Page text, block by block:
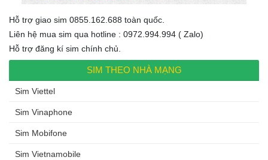
Hỗ trợ giao sim 0855.162.688 toàn quốc.
Liên hệ mua sim qua hotline : 0972.994.994 ( Zalo)
Hỗ trợ đăng kí sim chính chủ.
SIM THEO NHÀ MẠNG
Sim Viettel
Sim Vinaphone
Sim Mobifone
Sim Vietnamobile